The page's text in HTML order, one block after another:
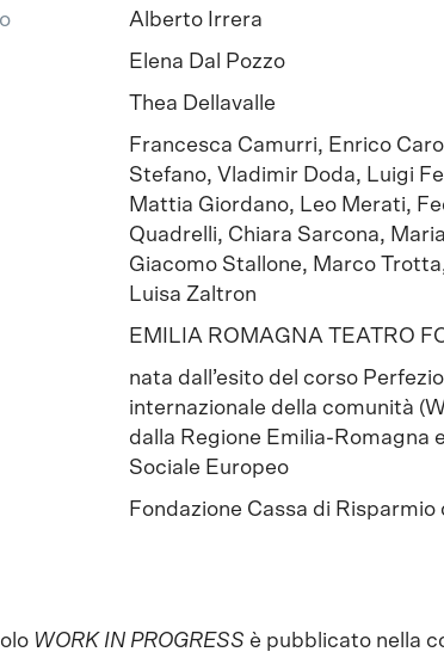
Alberto Irrera
Elena Dal Pozzo
Thea Dellavalle
Francesca Camurri, Enrico
Stefano, Vladimir Doda, Luigi
Mattia Giordano, Leo Merati,
Quadrelli, Chiara Sarcona,
Giacomo Stallone, Marco
Luisa Zaltron
EMILIA ROMAGNA TEATRO
nata dall’esito del corso
internazionale della comunità
dalla Regione Emilia-Romagna
Sociale Europeo
Fondazione Cassa di Risparmio
WORK IN PROGRESS è pubblicato nella